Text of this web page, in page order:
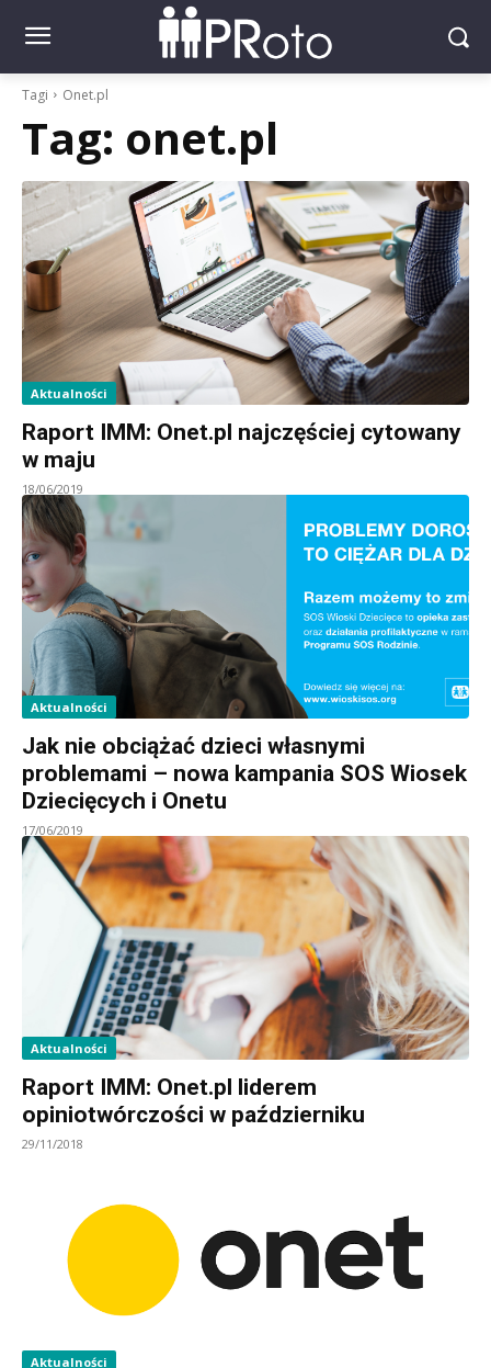
Tagi Onet.pl
Tag: onet.pl
Aktualności
Raport IMM: Onet.pl najczęściej cytowany
w maju
18/06/2019
Aktualności
Jak nie obciążać dzieci własnymi
problemami – nowa kampania SOS Wiosek
Dziecięcych i Onetu
17/06/2019
Aktualności
Raport IMM: Onet.pl liderem
opiniotwórczości w październiku
29/11/2018
Aktualności